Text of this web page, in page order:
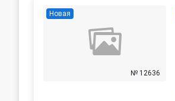
Новая
№ 12636